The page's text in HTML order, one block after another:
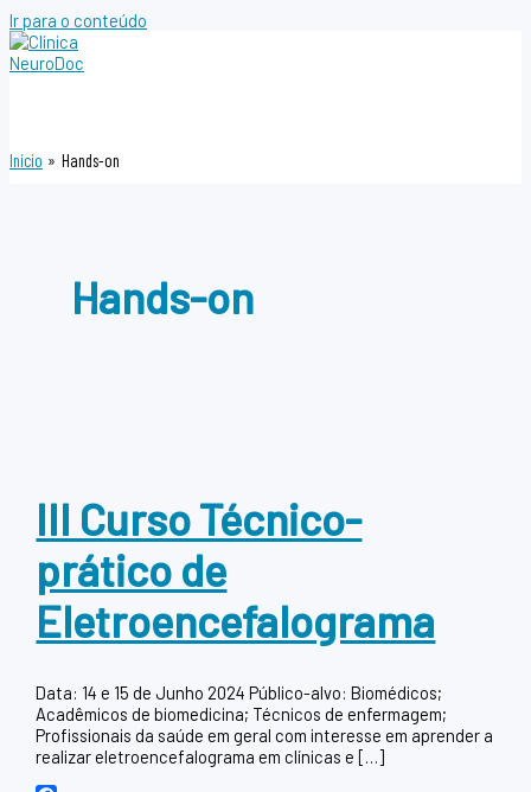
Ir para o conteúdo
Início Hands-on
Hands-on
III Curso Técnico-
prático de
Eletroencefalograma
Data: 14 e 15 de Junho 2024 Público-alvo: Biomédicos;
Acadêmicos de biomedicina; Técnicos de enfermagem;
Profissionais da saúde em geral com interesse em aprender a
realizar eletroencefalograma em clínicas e […]